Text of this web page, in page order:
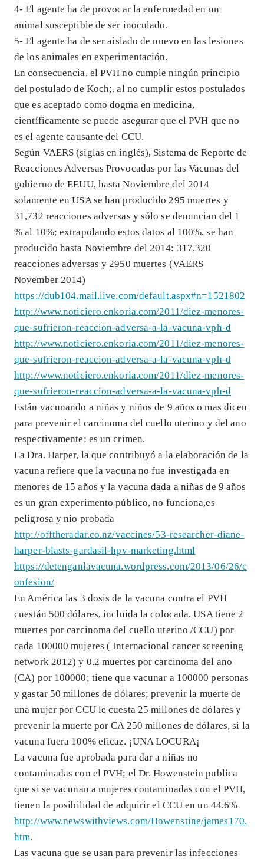
4- El agente ha de provocar la enfermedad en un
animal susceptible de ser inoculado.
5- El agente ha de ser aislado de nuevo en las lesiones
de los animales en experimentación.
En consecuencia, el PVH no cumple ningún principio
del postulado de Koch;. al no cumplir estos postulados
que es aceptado como dogma en medicina,
científicamente se puede asegurar que el PVH que no
es el agente causante del CCU.
Según VAERS (siglas en inglés), Sistema de Reporte de
Reacciones Adversas Provocadas por las Vacunas del
gobierno de EEUU, hasta Noviembre del 2014
solamente en USA se han producido 295 muertes y
31,732 reacciones adversas y sólo se denuncian del 1
% al 10%; extrapolando estos datos al 100%, se han
producido hasta Noviembre del 2014: 317,320
reacciones adversas y 2950 muertes (VAERS
November 2014)
https://dub104.mail.live.com/default.aspx#n=1521802
http://www.noticiero.enkoria.com/2011/diez-menores-
que-sufrieron-reaccion-adversa-a-la-vacuna-vph-d
http://www.noticiero.enkoria.com/2011/diez-menores-
que-sufrieron-reaccion-adversa-a-la-vacuna-vph-d
http://www.noticiero.enkoria.com/2011/diez-menores-
que-sufrieron-reaccion-adversa-a-la-vacuna-vph-d
Están vacunando a niñas y niños de 9 años o mas dicen
para prevenir el carcinoma del cuello uterino y del ano
respectivamente: es un crimen.
La Dra. Harper, la que contribuyó a la elaboración de la
vacuna refiere que la vacuna no fue investigada en
menores de 15 años y la vacuna dada a niñas de 9 años
es un gran experimento público, no funciona,es
peligrosa y nio probada
http://offtheradar.co.nz/vaccines/53-researcher-diane-
harper-blasts-gardasil-hpv-marketing.html
https://detenganlavacuna.wordpress.com/2013/06/26/c
onfesion/
En América las 3 dosis de la vacuna contra el PVH
cuestán 500 dólares, incluida la colocada. USA tiene 2
muertes por carcinoma del cuello uterino /CCU) por
cada 100000 mujeres ( Internacional cancer screening
network 2012) y 0.2 muertes por carcinoma del ano
(CA) por 100000; tiene que vacunar a 100000 personas
y gastar 50 millones de dólares; prevenir la muerte de
una mujer por CCU le cuesta 25 millones de dólares y
prevenir la muerte por CA 250 millones de dólares, si la
vacuna fuera 100% eficaz. ¡UNA LOCURA¡
La vacuna fue aprobada para dar a niñas no
contaminadas con el PVH; el Dr. Howenstein publica
que si se vacunan a mujeres contaminadas con el PVH,
tienen la posibilidad de adquirir el CCU en un 44.6%
http://www.newswithviews.com/Howenstine/james170.
htm.
Las vacuna que se usan para prevenir las infecciones